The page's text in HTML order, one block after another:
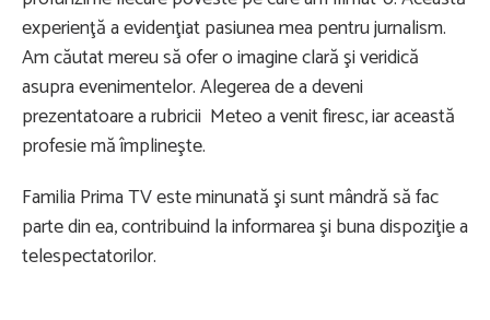
experienţă a evidenţiat pasiunea mea pentru jurnalism.
Am căutat mereu să ofer o imagine clară şi veridică
asupra evenimentelor. Alegerea de a deveni
prezentatoare a rubricii Meteo a venit firesc, iar această
profesie mă împlineşte.
Familia Prima TV este minunată şi sunt mândră să fac
parte din ea, contribuind la informarea şi buna dispoziţie a
telespectatorilor.